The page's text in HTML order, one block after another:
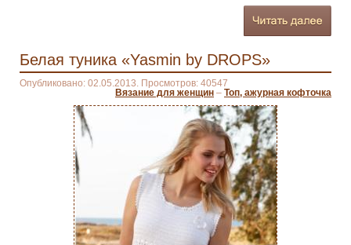
Белая туника «Yasmin by DROPS»
Опубликовано: 02.05.2013. Просмотров: 40547
Вязание для женщин – Топ, ажурная кофточка